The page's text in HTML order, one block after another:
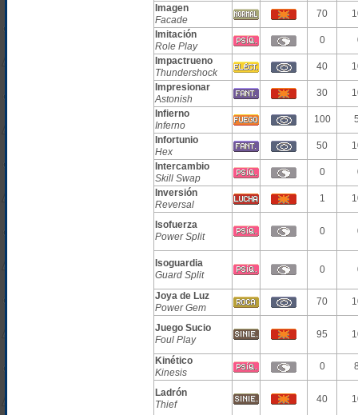
Imagen
Facade
70
Imitación
Role Play
0
Impactrueno
Thundershock
40
Impresionar
Astonish
30
Infierno
Inferno
100
Infortunio
Hex
50
Intercambio
Skill Swap
0
Inversión
Reversal
1
Isofuerza
Power Split
0
Isoguardia
Guard Split
0
Joya de Luz
Power Gem
70
Juego Sucio
Foul Play
95
Kinético
Kinesis
0
Ladrón
Thief
40